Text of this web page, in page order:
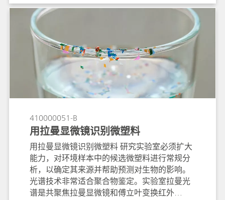
防止邮票灼伤，而且 Raman 的视频显微镜系
统，可以分析出最细微的细节，它在对一件
1885 年的的老旧信封进行文化遗产分析时发挥
了无以伦比的作用。
410000051-B
用拉曼显微镜识别微塑料
用拉曼显微镜识别微塑料 研究实验室必须扩大
能力，对环境样本中的候选微塑料进行常规分
析，以确定其来源并帮助预测对生物的影响。
光谱技术非常适合聚合物鉴定。实验室拉曼光
谱是共聚焦拉曼显微镜和傅立叶变换红外